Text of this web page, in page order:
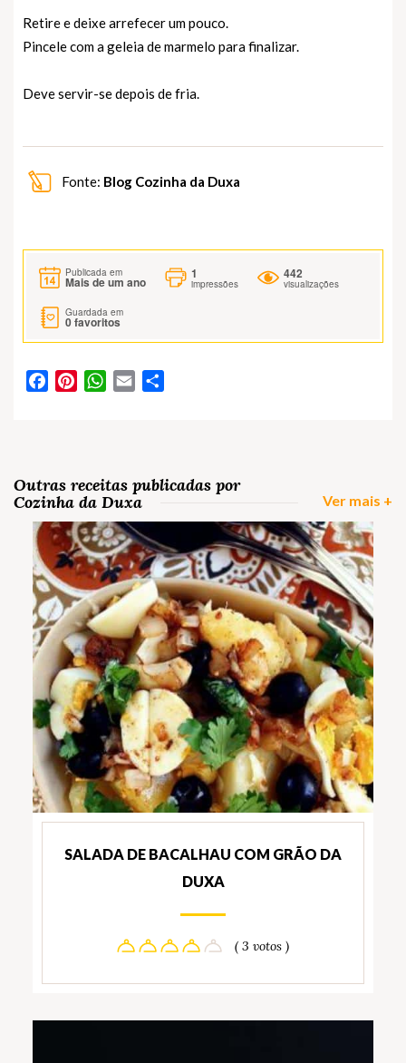
Retire e deixe arrefecer um pouco.
Pincele com a geleia de marmelo para finalizar.
Deve servir-se depois de fria.
Fonte: Blog Cozinha da Duxa
Publicada em
Mais de um ano
1
impressões
442
visualizações
Guardada em
0favoritos
FacebookPinterestWhatsApp
Email
Outras receitas publicadas por
Cozinha da Duxa
Ver mais +
SALADA DE BACALHAU COM GRÃO DA
DUXA
( 3 votos )